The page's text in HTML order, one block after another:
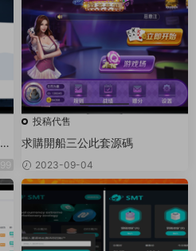
投稿代售
求購開船三公此套源碼
2023-09-04